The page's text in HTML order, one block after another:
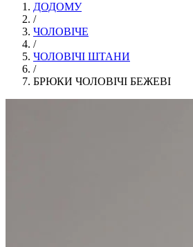
ДОДОМУ
/
ЧОЛОВІЧЕ
/
ЧОЛОВІЧІ ШТАНИ
/
БРЮКИ ЧОЛОВІЧІ БЕЖЕВІ